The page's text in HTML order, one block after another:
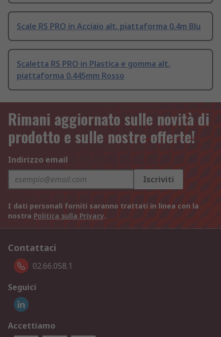
Scale RS PRO in Acciaio alt. piattaforma 0.4m Blu
Scaletta RS PRO in Plastica e gomma alt.
piattaforma 0.445mm Rosso
Rimani aggiornato sulle novità di
prodotto e sulle nostre offerte!
Indirizzo email
Iscriviti
I dati personali forniti saranno trattati in linea con la
nostra Politica sulla Privacy.
Contattaci
02.66.058.1
Seguici
Accettiamo